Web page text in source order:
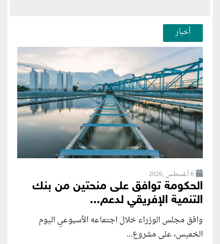
أخبار
6 أغسطس ,2026
الحكومة توافق على منحتين من بنك
التنمية الإفريقي لدعم...
وافق مجلس الوزراء خلال اجتماعه الأسبوعي اليوم
الخميس، على مشروع...